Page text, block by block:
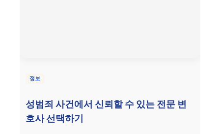
정보
성범죄 사건에서 신뢰할 수 있는 전문 변
호사 선택하기